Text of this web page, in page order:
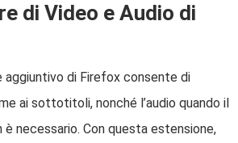
di Video e Audio di
di Firefox consente di
ai sottotitoli, nonché l’audio quando il
necessario. Con questa estensione,